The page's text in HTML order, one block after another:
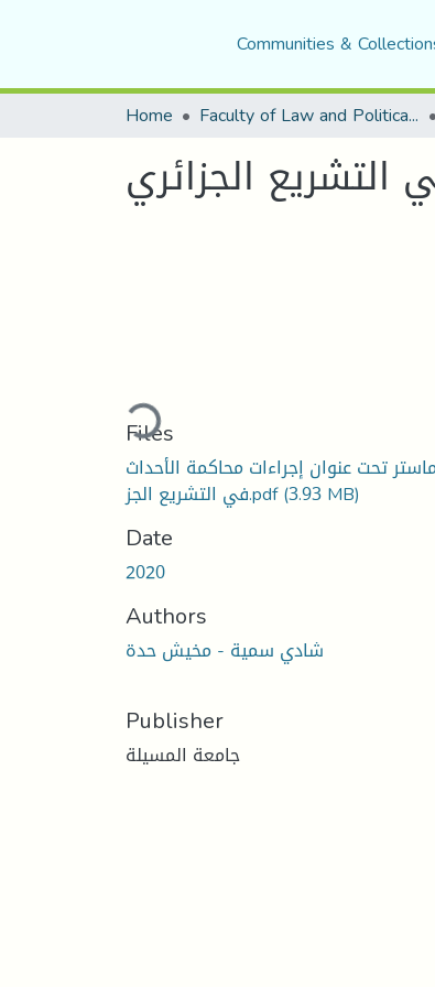
Communities &
Home Faculty of Law and Political Science
التشريع الجزائري
Loading...
Files
تحت عنوان إجراءات محاكمة الأحداث
في التشريع الجز.pdf(3.93 MB)
Date
2020
Authors
شادي سمية - مخيش حدة
Publisher
جامعة المسيلة